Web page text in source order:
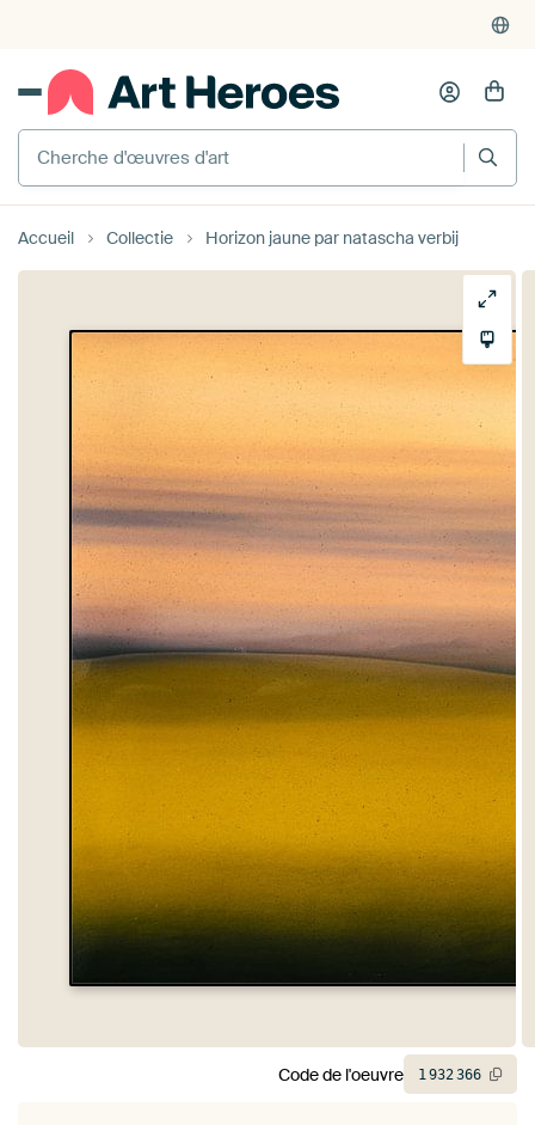
Cherche d'œuvres d'art
Accueil Collectie Horizon jaune par natascha verbij
Code de l'oeuvre 1932366